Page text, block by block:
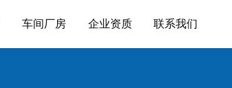
车间厂房 企业资质 联系我们